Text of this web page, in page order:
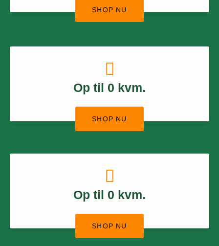
SHOP NU
Op til 0 kvm.
SHOP NU
Op til 0 kvm.
SHOP NU